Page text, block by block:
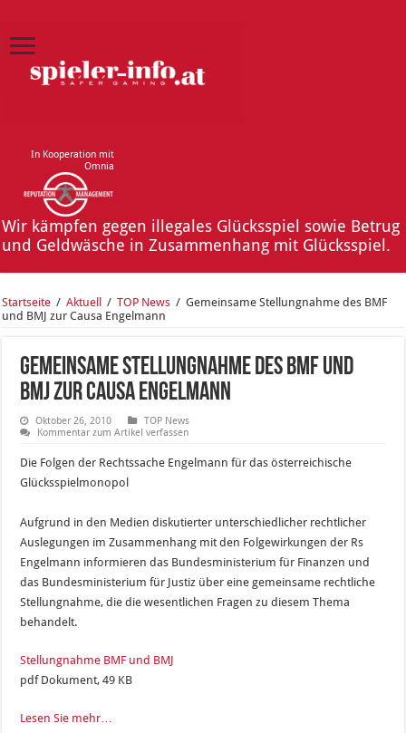
In Kooperation mit
Omnia
Wir kämpfen gegen illegales Glücksspiel sowie Betrug
und Geldwäsche in Zusammenhang mit Glücksspiel.
Startseite / Aktuell / TOP News / Gemeinsame Stellungnahme des BMF
und BMJ zur Causa Engelmann
Gemeinsame Stellungnahme des BMF und
BMJ zur Causa Engelmann
Oktober 26, 2010
TOP News
Kommentar zum Artikel verfassen
Die Folgen der Rechtssache Engelmann für das österreichische
Glücksspielmonopol
Aufgrund in den Medien diskutierter unterschiedlicher rechtlicher
Auslegungen im Zusammenhang mit den Folgewirkungen der Rs
Engelmann informieren das Bundesministerium für Finanzen und
das Bundesministerium für Justiz über eine gemeinsame rechtliche
Stellungnahme, die die wesentlichen Fragen zu diesem Thema
behandelt.
Stellungnahme BMF und BMJ
pdf Dokument, 49 KB
Lesen Sie mehr…